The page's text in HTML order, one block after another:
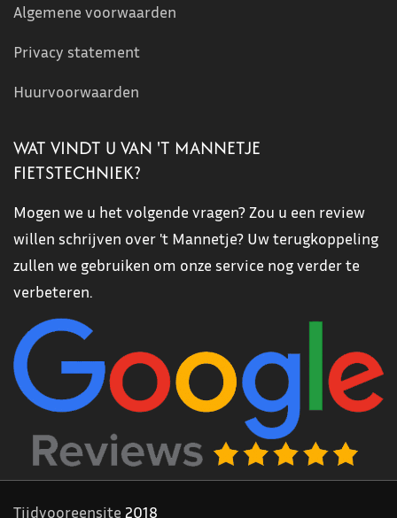
Algemene voorwaarden
Privacy statement
Huurvoorwaarden
WAT VINDT U VAN 'T MANNETJE
FIETSTECHNIEK?
Mogen we u het volgende vragen? Zou u een review
willen schrijven over 't Mannetje? Uw terugkoppeling
zullen we gebruiken om onze service nog verder te
verbeteren.
Tijdvooreensite 2018